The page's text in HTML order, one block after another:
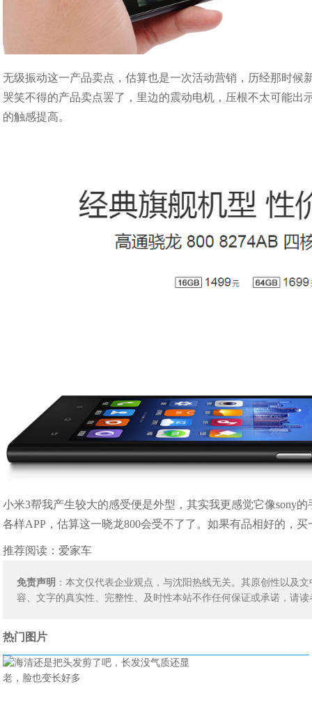
无级振动这一产品卖点，估算也是一次活动营销，历经那时
哭笑不得的产品卖点罢了，里边的震动电机，压根不太可能
的触感提高。
小米3帮我产生较大的感受便是外型，其实我更感觉它像sony
各样APP，估算这一晓龙800会受不了了。如果有品相好的，
推荐阅读： 爱家车
免责声明 ：本文仅代表企业观点，与沈阳热线无关。其原创性以及
容、文字的真实性、完整性、及时性本站不作任何保证或承诺，请
热门图片